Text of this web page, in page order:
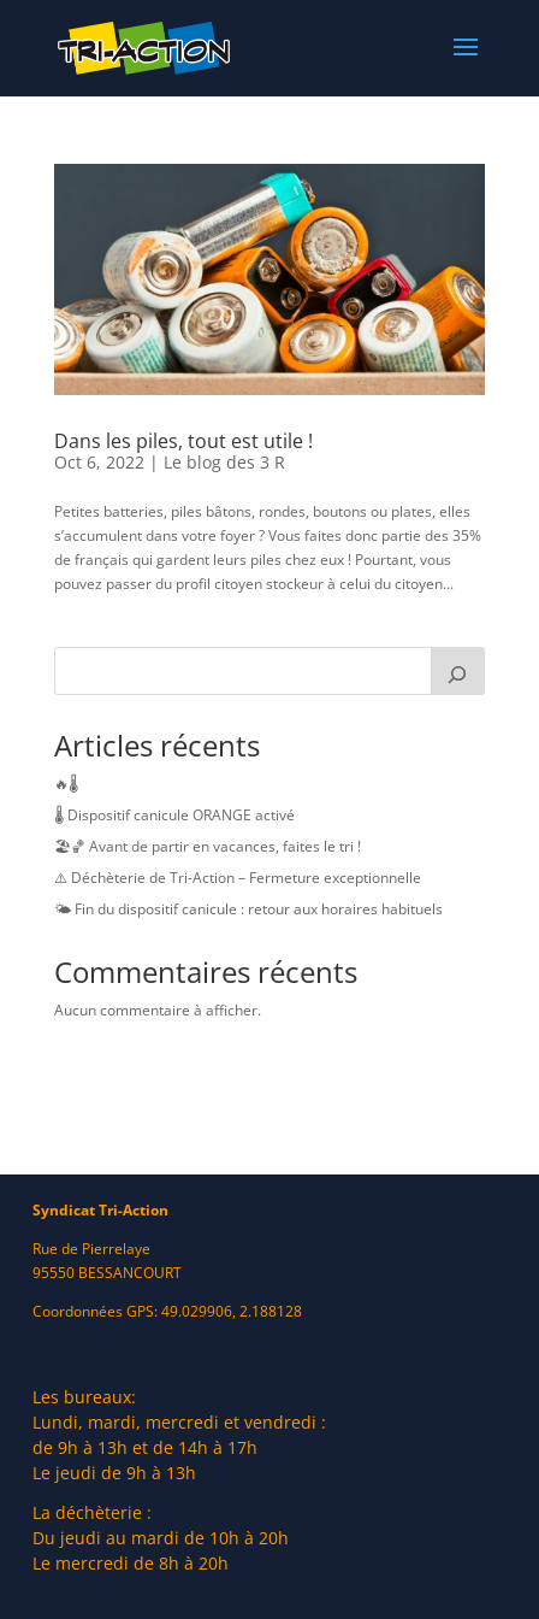
Dans les piles, tout est utile !
Oct 6, 2022| Le blog des 3 R
Petites batteries, piles bâtons, rondes, boutons ou plates, elles
s’accumulent dans votre foyer ? Vous faites donc partie des 35%
de français qui gardent leurs piles chez eux ! Pourtant, vous
pouvez passer du profil citoyen stockeur à celui du citoyen...
Articles récents
🔥🌡️
🌡️ Dispositif canicule ORANGE activé
🏖️🏀 Avant de partir en vacances, faites le tri !
⚠️ Déchèterie de Tri-Action – Fermeture exceptionnelle
🌤️ Fin du dispositif canicule : retour aux horaires habituels
Commentaires récents
Aucun commentaire à afficher.
Syndicat Tri-Action
Rue de Pierrelaye
95550 BESSANCOURT
Coordonnées GPS: 49.029906, 2.188128
Les bureaux:
Lundi, mardi, mercredi et vendredi :
de 9h à 13h et de 14h à 17h
Le jeudi de 9h à 13h
La déchèterie :
Du jeudi au mardi de 10h à 20h
Le mercredi de 8h à 20h